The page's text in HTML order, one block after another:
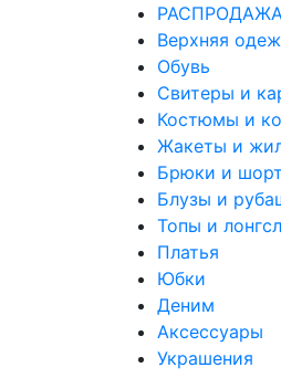
РАСПРОДАЖА
Верхняя
Обувь
Свитеры и
Костюмы и
Жакеты и
Брюки и
Блузы и
Топы и
Платья
Юбки
Деним
Аксессуары
Украшения